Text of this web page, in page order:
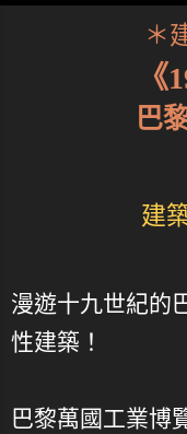
＊
《
巴
建
漫遊十九世紀的
性建築！
巴黎萬國工業博